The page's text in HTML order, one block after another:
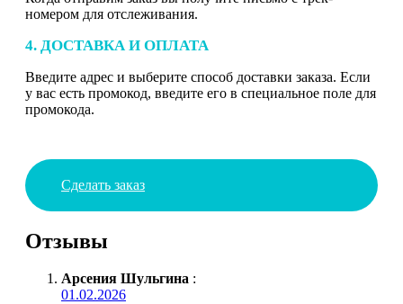
номером для отслеживания.
4. ДОСТАВКА И ОПЛАТА
Введите адрес и выберите способ доставки заказа. Если
у вас есть промокод, введите его в специальное поле для
промокода.
Сделать заказ
Отзывы
Арсения Шульгина :
01.02.2026